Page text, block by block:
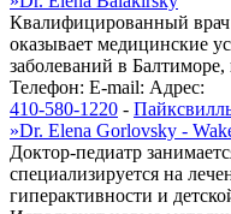
Квалифицированный врач
оказывает медицинские
заболеваний в
Телефон: E-mail: Адрес:
410-580-1220 -
»Dr. Elena Gorlovsky -
Доктор-педиатр
специализируется на
гиперактивности и